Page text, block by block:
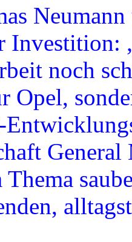
Investition:
noch
Opel,